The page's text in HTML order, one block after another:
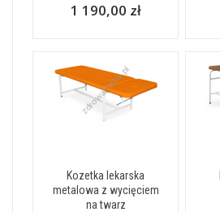
1 190,00 zł
Kozetka lekarska
metalowa z wycięciem
na twarz